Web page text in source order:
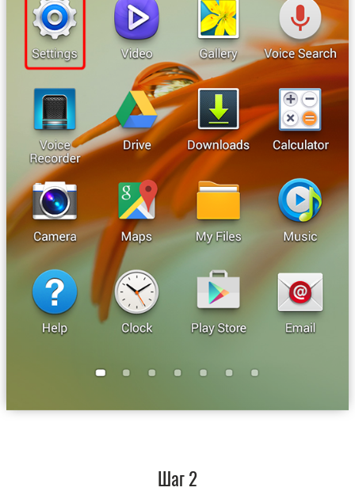
Шаг 2